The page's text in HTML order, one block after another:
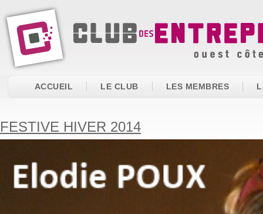
ACCUEIL LE CLUB LES MEMBRES
FESTIVE HIVER 2014